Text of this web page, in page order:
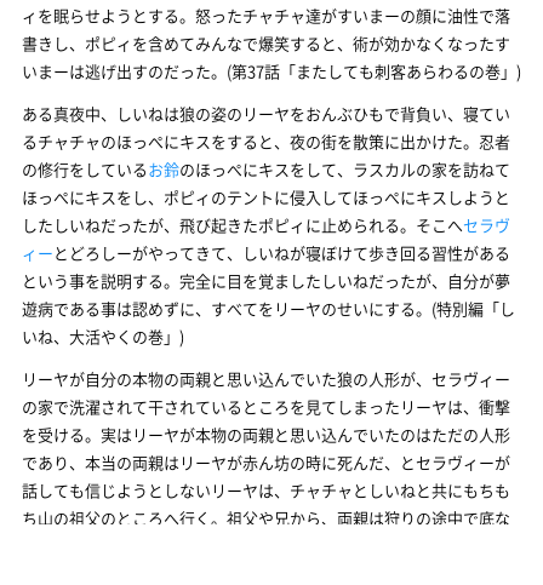
ィを眠らせようとする。怒ったチャチャ達がすいまーの顔に油性で落
書きし、ポピィを含めてみんなで爆笑すると、術が効かなくなったす
いまーは逃げ出すのだった。(第37話「またしても刺客あらわるの巻」)
ある真夜中、しいねは狼の姿のリーヤをおんぶひもで背負い、寝てい
るチャチャのほっぺにキスをすると、夜の街を散策に出かけた。忍者
の修行をしているお鈴のほっぺにキスをして、ラスカルの家を訪ねて
ほっぺにキスをし、ポピィのテントに侵入してほっぺにキスしようと
したしいねだったが、飛び起きたポピィに止められる。そこへセラヴ
ィーとどろしーがやってきて、しいねが寝ぼけて歩き回る習性がある
という事を説明する。完全に目を覚ましたしいねだったが、自分が夢
遊病である事は認めずに、すべてをリーヤのせいにする。(特別編「し
いね、大活やくの巻」)
リーヤが自分の本物の両親と思い込んでいた狼の人形が、セラヴィー
の家で洗濯されて干されているところを見てしまったリーヤは、衝撃
を受ける。実はリーヤが本物の両親と思い込んでいたのはただの人形
であり、本当の両親はリーヤが赤ん坊の時に死んだ、とセラヴィーが
話しても信じようとしないリーヤは、チャチャとしいねと共にもちも
ち山の祖父のところへ行く。祖父や兄から、両親は狩りの途中で底な